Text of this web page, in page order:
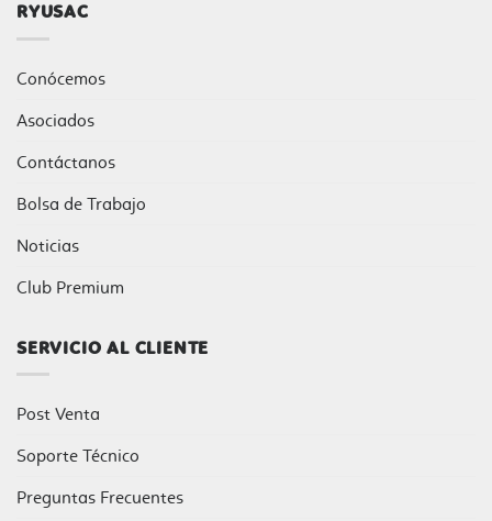
RYUSAC
Conócemos
Asociados
Contáctanos
Bolsa de Trabajo
Noticias
Club Premium
SERVICIO AL CLIENTE
Post Venta
Soporte Técnico
Preguntas Frecuentes